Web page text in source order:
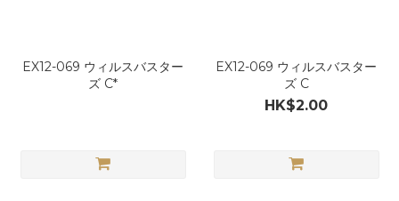
EX12-069 ウィルスバスター
ズ C*
EX12-069 ウィルスバスター
ズ C
HK$2.00